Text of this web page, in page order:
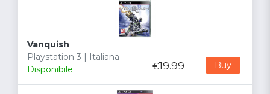
Vanquish
Playstation 3 | Italiana
Disponibile
€19.99 Buy